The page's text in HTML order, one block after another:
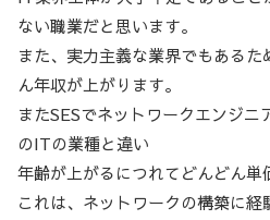
ない職業だと思います。
また、実力主義な業界でもある
ん年収が上がります。
またSESでネットワークエンジニ
のITの業種と違い
年齢が上がるにつれてどんどん単
これは、ネットワークの構築に